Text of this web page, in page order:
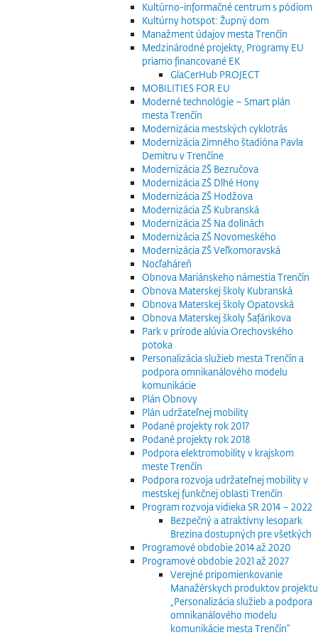
Kultúrno-informačné centrum s pódiom
Kultúrny hotspot: Župný dom
Manažment údajov mesta Trenčín
Medzinárodné projekty, Programy EU
priamo financované EK
GlaCerHub PROJECT
MOBILITIES FOR EU
Moderné technológie – Smart plán
mesta Trenčín
Modernizácia mestských cyklotrás
Modernizácia Zimného štadióna Pavla
Demitru v Trenčíne
Modernizácia ZŠ Bezručova
Modernizácia ZŠ Dlhé Hony
Modernizácia ZŠ Hodžova
Modernizácia ZŠ Kubranská
Modernizácia ZŠ Na dolinách
Modernizácia ZŠ Novomeského
Modernizácia ZŠ Veľkomoravská
Nocľaháreň
Obnova Mariánskeho námestia Trenčín
Obnova Materskej školy Kubranská
Obnova Materskej školy Opatovská
Obnova Materskej školy Šafárikova
Park v prírode alúvia Orechovského
potoka
Personalizácia služieb mesta Trenčín a
podpora omnikanálového modelu
komunikácie
Plán Obnovy
Plán udržateľnej mobility
Podané projekty rok 2017
Podané projekty rok 2018
Podpora elektromobility v krajskom
meste Trenčín
Podpora rozvoja udržateľnej mobility v
mestskej funkčnej oblasti Trenčín
Program rozvoja vidieka SR 2014 – 2022
Bezpečný a atraktívny lesopark
Brezina dostupných pre všetkých
Programové obdobie 2014 až 2020
Programové obdobie 2021 až 2027
Verejné pripomienkovanie
Manažérskych produktov projektu
„Personalizácia služieb a podpora
omnikanálového modelu
komunikácie mesta Trenčín“